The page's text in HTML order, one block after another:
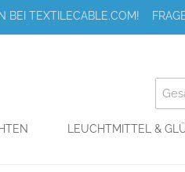
BEI TEXTILECABLE.COM!
LEUCHTMITTEL &